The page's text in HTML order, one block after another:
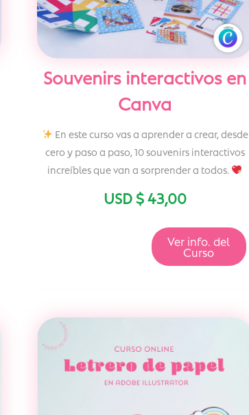
Souvenirs interactivos en
Canva
En este curso vas a aprender a crear, desde
cero y paso a paso, 10 souvenirs interactivos
increíbles que van a sorprender a todos.
USD $43,00
Ver info. del
Curso